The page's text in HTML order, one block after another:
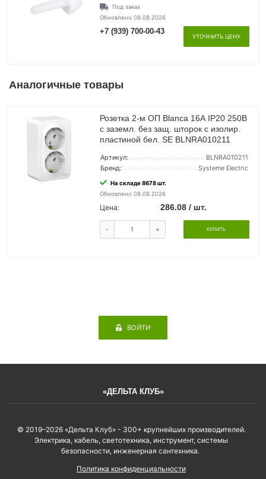
Под заказ
Обновлено 08.08.2026
+7 (939) 700-00-43
УТОЧНИТЬ ЦЕНУ
Аналогичные товары
Розетка 2-м ОП Blanca 16А IP20 250В
с заземл. без защ. шторок с изолир.
пластиной бел. SE BLNRA010211
Артикул:
BLNRA010211
Бренд:
Systeme Electric
На складе 8678 шт.
Обновлено 08.08.2026
Цена: 286.08 / шт.
- + КУПИТЬ
ВОЙТИ
«ДЕЛЬТА КЛУБ»
© 2019–2026 «Дельта Клуб» - 300+ крупнейших производителей.
Электрика, кабель, светотехника, инструмент, системы
безопасности, инженерная сантехника.
Политика конфиденциальности